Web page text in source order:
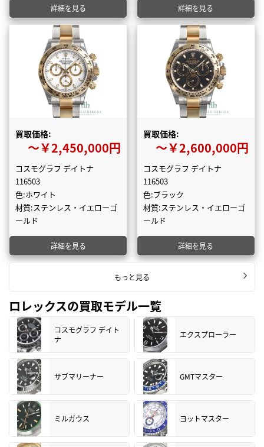
詳細を見る 詳細を見る
買取価格:
〜￥2,450,000円
コスモグラフ デイトナ
116503
色:ホワイト
材質:ステンレス・イエローゴ
ールド
詳細を見る
買取価格:
〜￥2,600,000円
コスモグラフ デイトナ
116503
色:ブラック
材質:ステンレス・イエローゴ
ールド
詳細を見る
もっと見る
ロレックスの買取モデル一覧
コスモグラフ デイト
ナ
エクスプローラー
サブマリーナー GMTマスター
ミルガウス ヨットマスター